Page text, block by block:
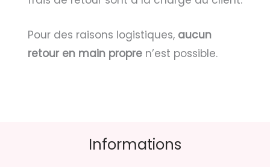
Pour des raisons logistiques, aucun
retour en main propren’est possible.
Informations